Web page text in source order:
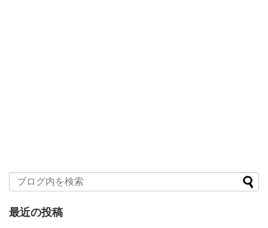
最近の投稿